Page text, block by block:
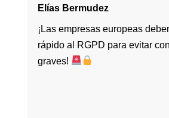
Elías Bermudez
¡Las empresas europeas
rápido al RGPD para evitar
graves!